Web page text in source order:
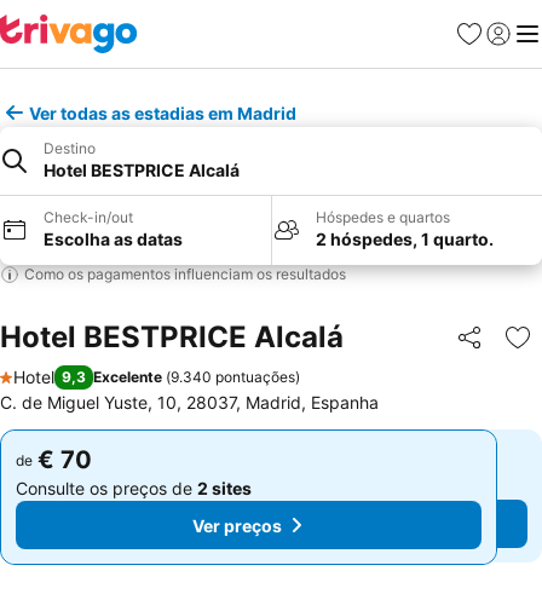
Favoritos
Iniciar
Ver todas as estadias em Madrid
Destino
Hotel BESTPRICE Alcalá
Check-in/out
Escolha as datas
Hóspedes e quartos
2 hóspedes, 1 quarto.
Como os pagamentos influenciam os resultados
Hotel BESTPRICE Alcalá Partilhar
1 Estrelas
Hotel 9,3 Excelente (9.340 pontuações)
C. de Miguel Yuste, 10, 28037, Madrid, Espanha
de € 70
Consulte os preços de 2 sites
Ver preços
de € 70
Consulte os preços de 2 sites
Ver preços